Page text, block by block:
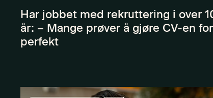
Har jobbet med rekruttering i over
år: – Mange prøver å gjøre CV-en for
perfekt